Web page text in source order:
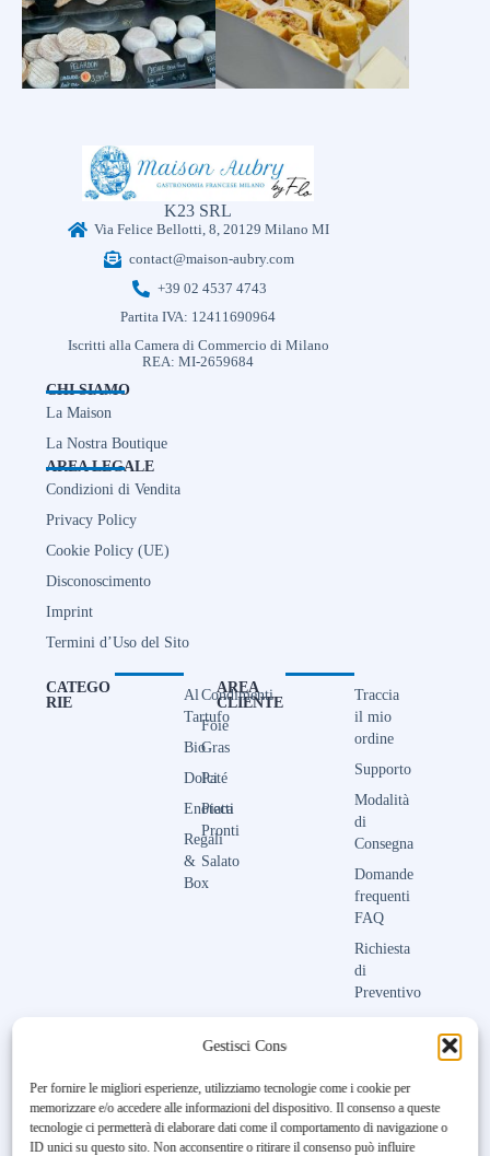
Gestisci Consenso
Per fornire le migliori esperienze, utilizziamo tecnologie come i cookie per
memorizzare e/o accedere alle informazioni del dispositivo. Il consenso a queste
tecnologie ci permetterà di elaborare dati come il comportamento di navigazione o
ID unici su questo sito. Non acconsentire o ritirare il consenso può influire
K23 SRL
Via Felice Bellotti, 8, 20129 Milano MI
contact@maison-aubry.com
+39 02 4537 4743
Partita IVA: 12411690964
Iscritti alla Camera di Commercio di Milano
REA: MI-2659684
CHI SIAMO
La Maison
La Nostra Boutique
AREA LEGALE
Condizioni di Vendita
Privacy Policy
Cookie Policy (UE)
Disconoscimento
Imprint
Termini d’Uso del Sito
CATEGO
RIE
Al
Tartufo
Bio
Dolci
Enoteca
Regali
&
Box
Condimenti
Foie
Gras
Paté
Piatti
Pronti
Salato
AREA
CLIENTE
Traccia
il mio
ordine
Supporto
Modalità
di
Consegna
Domande
frequenti
FAQ
Richiesta
di
Preventivo
Unfortunately, the 7-day trial
period has expired.Check our
subscription plans! >>